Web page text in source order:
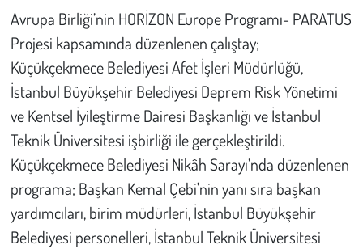
Avrupa Birliği’nin HORİZON Europe Programı- PARATUS
Projesi kapsamında düzenlenen çalıştay;
Küçükçekmece Belediyesi Afet İşleri Müdürlüğü,
İstanbul Büyükşehir Belediyesi Deprem Risk Yönetimi
ve Kentsel İyileştirme Dairesi Başkanlığı ve İstanbul
Teknik Üniversitesi işbirliği ile gerçekleştirildi.
Küçükçekmece Belediyesi Nikâh Sarayı’nda düzenlenen
programa; Başkan Kemal Çebi'nin yanı sıra başkan
yardımcıları, birim müdürleri, İstanbul Büyükşehir
Belediyesi personelleri, İstanbul Teknik Üniversitesi
Kent
Eğlence